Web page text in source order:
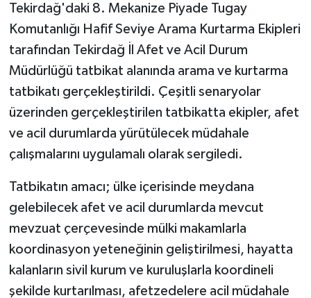
Tekirdağ'daki 8. Mekanize Piyade Tugay
Komutanlığı Hafif Seviye Arama Kurtarma Ekipleri
tarafından Tekirdağ İl Afet ve Acil Durum
Müdürlüğü tatbikat alanında arama ve kurtarma
tatbikatı gerçekleştirildi. Çeşitli senaryolar
üzerinden gerçekleştirilen tatbikatta ekipler, afet
ve acil durumlarda yürütülecek müdahale
çalışmalarını uygulamalı olarak sergiledi.
Tatbikatın amacı; ülke içerisinde meydana
gelebilecek afet ve acil durumlarda mevcut
mevzuat çerçevesinde mülki makamlarla
koordinasyon yeteneğinin geliştirilmesi, hayatta
kalanların sivil kurum ve kuruluşlarla koordineli
şekilde kurtarılması, afetzedelere acil müdahale